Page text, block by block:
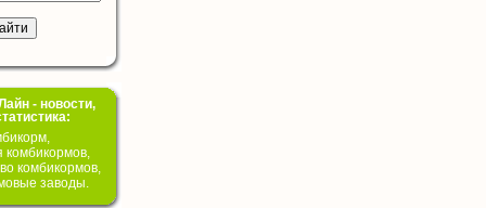
- новости,
комбикормов,
комбикормов,
заводы.